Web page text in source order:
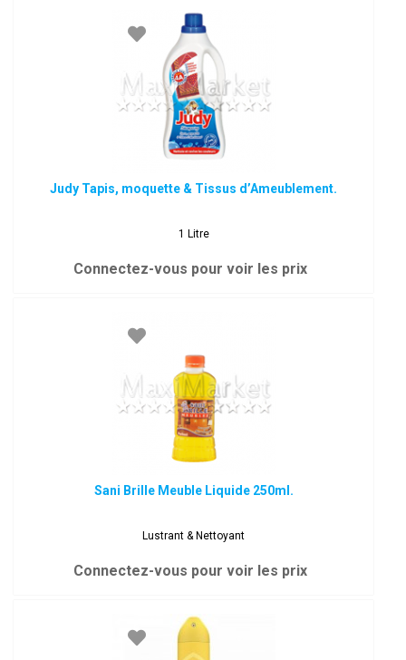
Judy Tapis, moquette & Tissus d’Ameublement.
1 Litre
Connectez-vous pour voir les prix
Sani Brille Meuble Liquide 250ml.
Lustrant & Nettoyant
Connectez-vous pour voir les prix